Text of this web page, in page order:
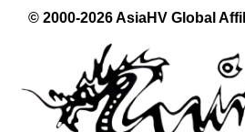
© 2000-2026 AsiaHV Global